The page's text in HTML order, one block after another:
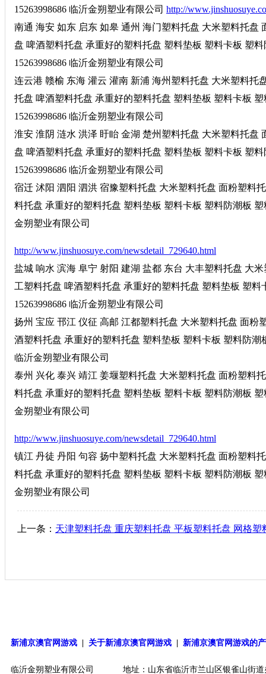
15263998686 临沂金朔塑业有限公司 http://
南通 海安 如东 启东 如皋 通州 海门塑料托盘 大米塑料托
盘 啤酒塑料托盘 承重好的塑料托盘 塑料垫板 塑料卡板 塑
15263998686 临沂金朔塑业有限公司
连云港 赣榆 东海 灌云 灌南 新浦 海州塑料托盘 大米塑料
托盘 啤酒塑料托盘 承重好的塑料托盘 塑料垫板 塑料卡板
15263998686 临沂金朔塑业有限公司
淮安 淮阴 涟水 洪泽 盱眙 金湖 楚州塑料托盘 大米塑料托
盘 啤酒塑料托盘 承重好的塑料托盘 塑料垫板 塑料卡板 塑
15263998686 临沂金朔塑业有限公司
宿迁 沭阳 泗阳 泗洪 宿豫塑料托盘 大米塑料托盘 面粉塑料
料托盘 承重好的塑料托盘 塑料垫板 塑料卡板 塑料防潮板
金朔塑业有限公司
http://www.jinshuosuye.com/newsdetail_729640.html
盐城 响水 滨海 阜宁 射阳 建湖 盐都 东台 大丰塑料托盘 大
工塑料托盘 啤酒塑料托盘 承重好的塑料托盘 塑料垫板 塑
15263998686 临沂金朔塑业有限公司
扬州 宝应 邗江 仪征 高邮 江都塑料托盘 大米塑料托盘 面
酒塑料托盘 承重好的塑料托盘 塑料垫板 塑料卡板 塑料防
临沂金朔塑业有限公司
泰州 兴化 泰兴 靖江 姜堰塑料托盘 大米塑料托盘 面粉塑料
料托盘 承重好的塑料托盘 塑料垫板 塑料卡板 塑料防潮板
金朔塑业有限公司
http://www.jinshuosuye.com/newsdetail_729640.html
镇江 丹徒 丹阳 句容 扬中塑料托盘 大米塑料托盘 面粉塑料
料托盘 承重好的塑料托盘 塑料垫板 塑料卡板 塑料防潮板
金朔塑业有限公司
上一条： 天津塑料托盘 重庆塑料托盘 平板塑料托盘 网格塑
新浦京澳官网游戏 关于新浦京澳官网游戏 新浦京澳官网游戏的
临沂金朔塑业有限公司 地址：山东省临沂市兰山区银雀山街